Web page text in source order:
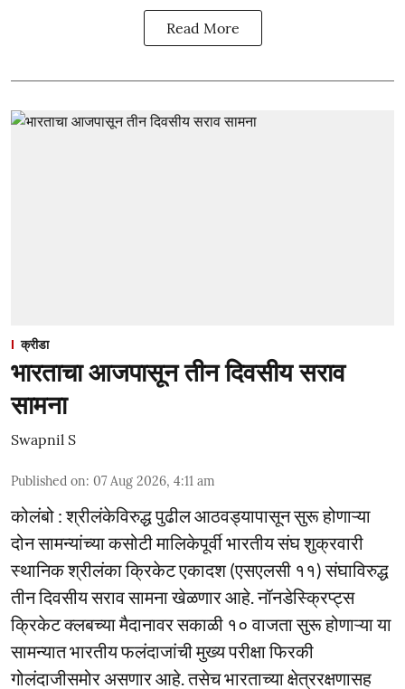
Read More
क्रीडा
भारताचा आजपासून तीन दिवसीय सराव
सामना
Swapnil S
Published on: 07 Aug 2026, 4:11 am
कोलंबो : श्रीलंकेविरुद्ध पुढील आठवड्यापासून सुरू होणाऱ्या
दोन सामन्यांच्या कसोटी मालिकेपूर्वी भारतीय संघ शुक्रवारी
स्थानिक श्रीलंका क्रिकेट एकादश (एसएलसी ११) संघाविरुद्ध
तीन दिवसीय सराव सामना खेळणार आहे. नॉनडेस्क्रिप्ट्स
क्रिकेट क्लबच्या मैदानावर सकाळी १० वाजता सुरू होणाऱ्या या
सामन्यात भारतीय फलंदाजांची मुख्य परीक्षा फिरकी
गोलंदाजीसमोर असणार आहे. तसेच भारताच्या क्षेत्ररक्षणासह